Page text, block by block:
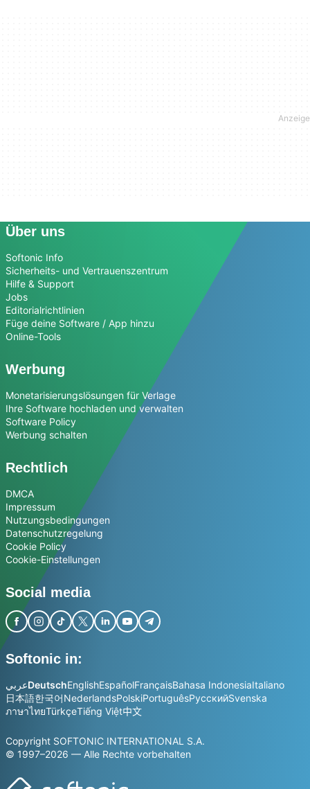
Über uns
Softonic Info
Sicherheits- und Vertrauenszentrum
Hilfe & Support
Jobs
Editorialrichtlinien
Füge deine Software / App hinzu
Online-Tools
Werbung
Monetarisierungslösungen für Verlage
Ihre Software hochladen und verwalten
Software Policy
Werbung schalten
Rechtlich
DMCA
Impressum
Nutzungsbedingungen
Datenschutzregelung
Cookie Policy
Cookie-Einstellungen
Social media
Softonic in:
عربيDeutschEnglishEspañolFrançaisBahasa IndonesiaItaliano
日本語한국어NederlandsPolskiPortuguêsРусскийSvenska
ภาษาไทยTürkçeTiếng Việt中文
Copyright SOFTONIC INTERNATIONAL S.A.
© 1997–2026 — Alle Rechte vorbehalten